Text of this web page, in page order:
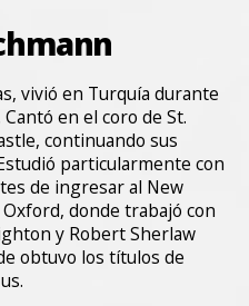
vivió en Turquía durante
en el coro de St.
continuando sus
particularmente con
de ingresar al New
donde trabajó con
y Robert Sherlaw
obtuvo los títulos de